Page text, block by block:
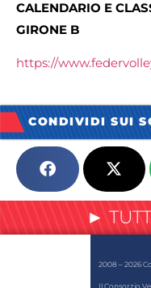
CALENDARIO E
GIRONE B
https://
CONDIVIDI SUI
►
2008 – 2026
Il Consorzio